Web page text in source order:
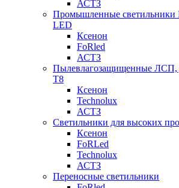
АСТЗ
Промышленные светильники
LED
Ксенон
FoRled
АСТЗ
Пылевлагозащищенные ЛСП,
Т8
Ксенон
Technolux
АСТЗ
Светильники для высоких
Ксенон
FoRLed
Technolux
АСТЗ
Переносные светильники